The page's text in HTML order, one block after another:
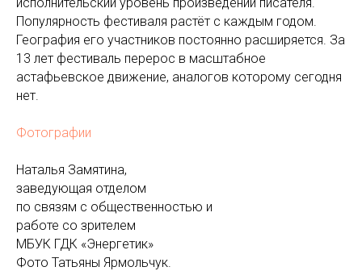
Популярность фестиваля растёт с каждым годом.
География его участников постоянно расширяется. За
13 лет фестиваль перерос в масштабное
астафьевское движение, аналогов которому сегодня
нет.
Фотографии
Наталья Замятина,
заведующая отделом
по связям с общественностью и
работе со зрителем
МБУК ГДК «Энергетик»
Фото Татьяны Ярмольчук.